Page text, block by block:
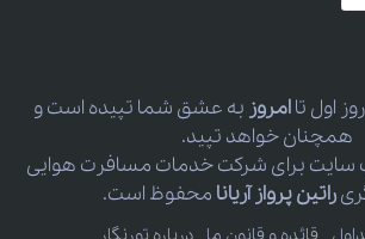
اول تاامروز به عشق شما تپیده است و
همچنان خواهد تپید.
سایت برای شرکت خدمات مسافرت هوایی
راتین پرواز آریانا محفوظ است.